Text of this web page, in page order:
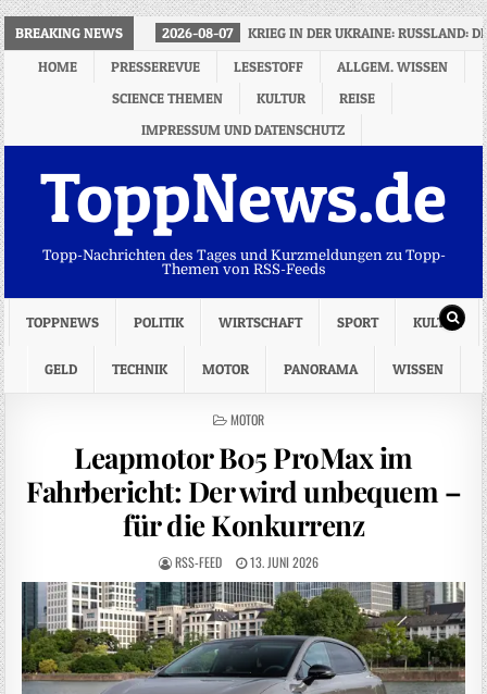
BREAKING NEWS 2026-08-07
KRIEG IN DER UKRAINE: RUSSLAND:
HOME
PRESSEREVUE LESESTOFF
ALLGEM. WISSEN
SCIENCE THEMEN
KULTUR
REISE
IMPRESSUM UND DATENSCHUTZ
ToppNews.de
Topp-Nachrichten des Tages und Kurzmeldungen zu Topp-
Themen von RSS-Feeds
TOPPNEWS POLITIK WIRTSCHAFT SPORT KULTUR
GELD TECHNIK MOTOR PANORAMA WISSEN
POSTED
MOTOR
Leapmotor B05 ProMax im
Fahrbericht: Der wird unbequem –
für die Konkurrenz
RSS-FEED 13. JUNI 2026